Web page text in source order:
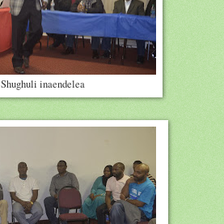
Shughuli inaendelea